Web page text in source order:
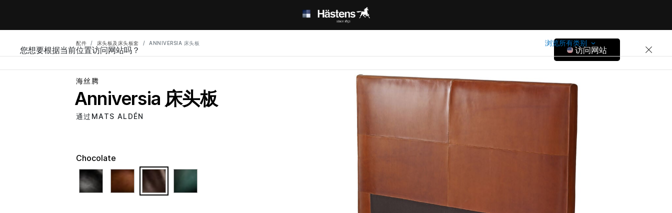
配件 床头板及床头板套 ANNIVERSIA 床头板 浏览所有类别
您想要根据当前位置访问网站吗？ 访问网站
海丝腾
Anniversia 床头板
通过MATS ALDÉN
Chocolate